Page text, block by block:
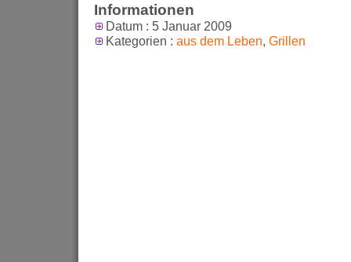
Informationen
Datum : 5 Januar 2009
Kategorien : aus dem Leben, Grillen